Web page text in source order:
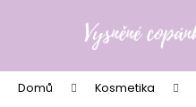
Domů Kosmetika
í
Zpět
do
obchodu
Zpět
do
obchodu